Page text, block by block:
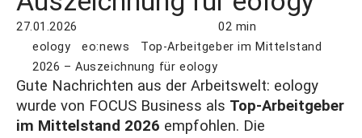
27.01.2026
02 min
eology
eo:news
Top-Arbeitgeber im Mittelstand
2026 – Auszeichnung für eology
Gute Nachrichten aus der Arbeitswelt: eology
wurde von FOCUS Business als Top-Arbeitgeber
im Mittelstand 2026 empfohlen. Die